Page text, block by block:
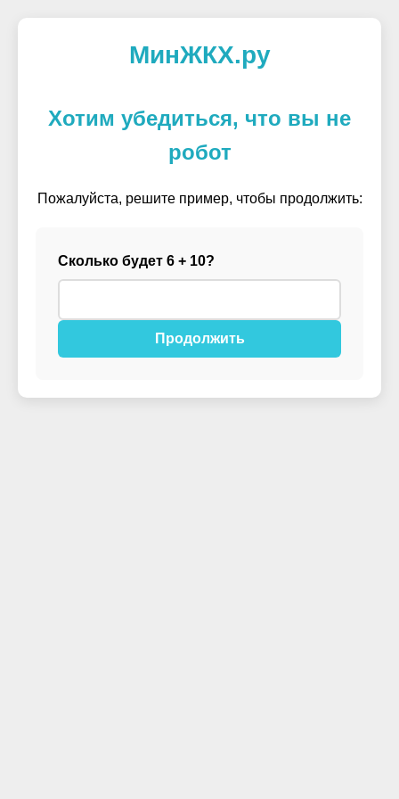
МинЖКХ.ру
Хотим убедиться, что вы не
робот
Пожалуйста, решите пример, чтобы продолжить:
Сколько будет 6 + 10?
Продолжить